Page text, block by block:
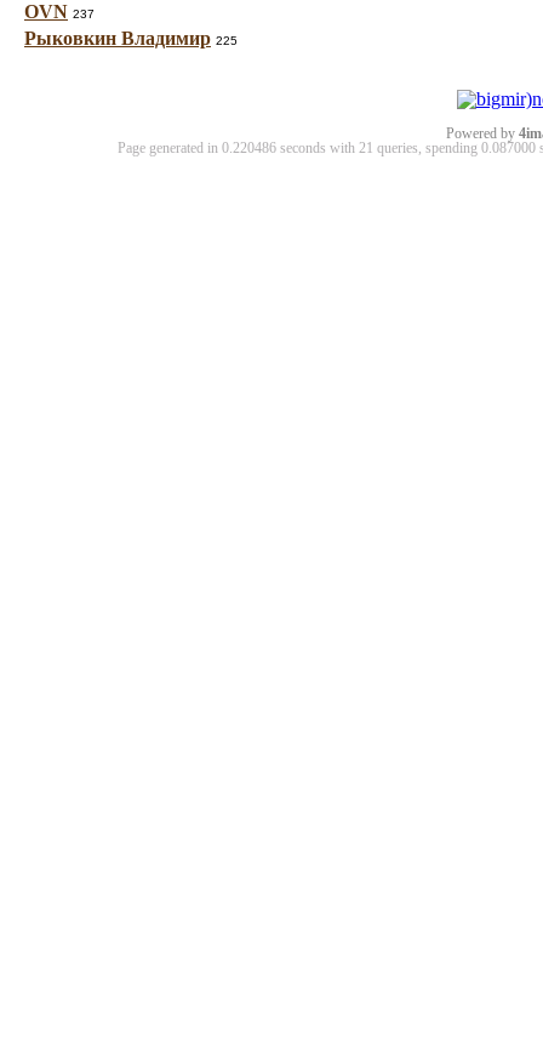
OVN 237
Рыковкин Владимир 225
Powered by
Page generated in 0.220486 seconds with 21 queries, spending